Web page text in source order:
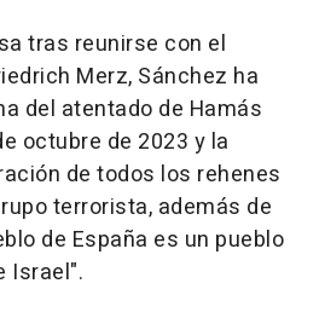
tras reunirse con el
Merz, Sánchez ha
del atentado de Hamás
octubre de 2023 y la
de todos los rehenes
terrorista, además de
de España es un pueblo
Israel".